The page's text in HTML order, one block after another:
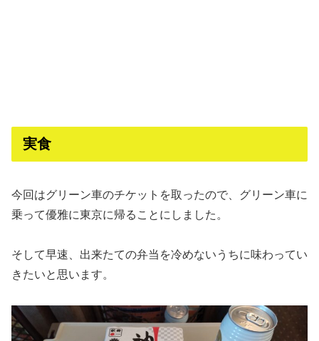
実食
今回はグリーン車のチケットを取ったので、グリーン車に
乗って優雅に東京に帰ることにしました。
そして早速、出来たての弁当を冷めないうちに味わってい
きたいと思います。